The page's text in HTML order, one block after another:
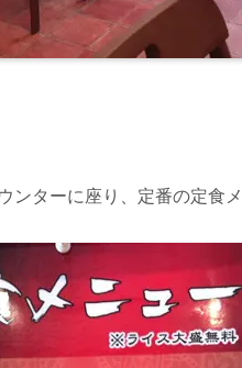
ンターに座り、定番の定食